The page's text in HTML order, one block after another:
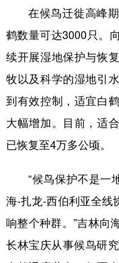
在候鸟迁徙高峰
鹤数量可达3000只。
续开展湿地保护与恢
牧以及科学的湿地引
到有效控制，适宜白
大幅增加。目前，适
已恢复至4万多公顷。
“候鸟保护不是一
海-扎龙-西伯利亚全线
响整个种群。”吉林向
长林宝庆从事候鸟研